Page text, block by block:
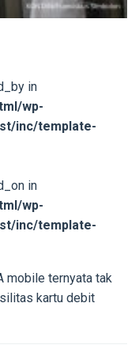
in
wp-
inc/template-
in
wp-
inc/template-
mobile ternyata tak
kartu debit